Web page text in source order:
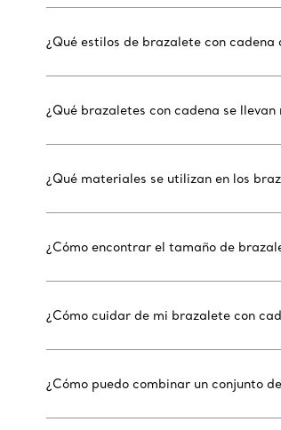
¿Qué estilos de brazalete con
¿Qué brazaletes con cadena se
¿Qué materiales se utilizan en los
¿Cómo encontrar el tamaño de
¿Cómo cuidar de mi brazalete con
¿Cómo puedo combinar un conjunto